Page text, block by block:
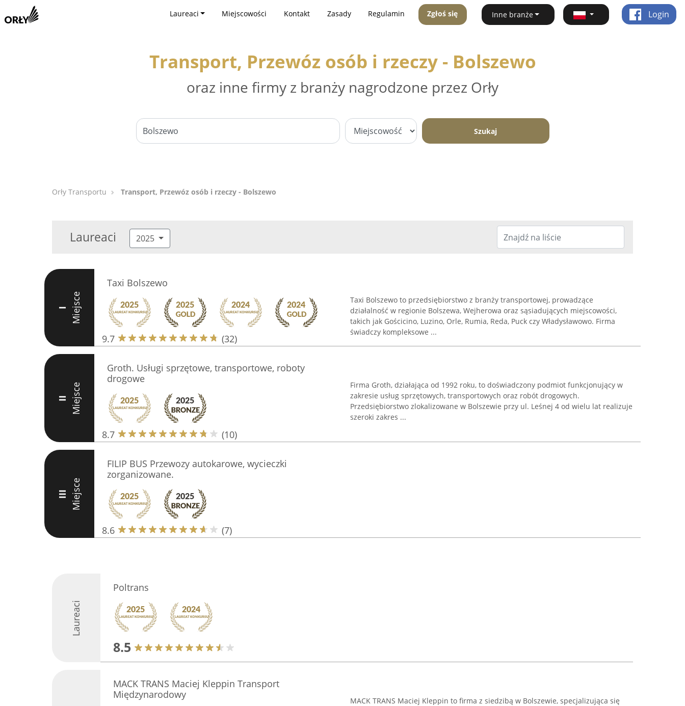
Laureaci Miejscowości Kontakt Zasady Regulamin Zgłoś się Inne branże Login
Transport, Przewóz osób i rzeczy - Bolszewo
oraz inne firmy z branży nagrodzone przez Orły
Szukaj
Orły Transportu Transport, Przewóz osób i rzeczy - Bolszewo
Laureaci 2025
I Miejsce
Taxi Bolszewo
9.7 (32)
Taxi Bolszewo to przedsiębiorstwo z branży transportowej, prowadzące
działalność w regionie Bolszewa, Wejherowa oraz sąsiadujących miejscowości,
takich jak Gościcino, Luzino, Orle, Rumia, Reda, Puck czy Władysławowo. Firma
świadczy kompleksowe ...
II Miejsce
Groth. Usługi sprzętowe, transportowe, roboty
drogowe
8.7 (10)
Firma Groth, działająca od 1992 roku, to doświadczony podmiot funkcjonujący w
zakresie usług sprzętowych, transportowych oraz robót drogowych.
Przedsiębiorstwo zlokalizowane w Bolszewie przy ul. Leśnej 4 od wielu lat realizuje
szeroki zakres ...
III Miejsce
FILIP BUS Przewozy autokarowe, wycieczki
zorganizowane.
8.6 (7)
Laureaci
Poltrans
8.5
MACK TRANS Maciej Kleppin Transport
Międzynarodowy
MACK TRANS Maciej Kleppin to firma z siedzibą w Bolszewie, specjalizująca się